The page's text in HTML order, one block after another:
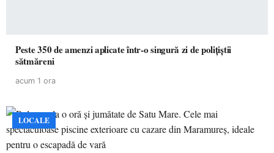
Peste 350 de amenzi aplicate într-o singură zi de polițiștii
sătmăreni
acum 1 ora
LOCALE